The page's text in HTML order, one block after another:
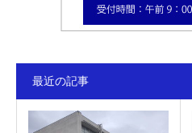
最近の記事